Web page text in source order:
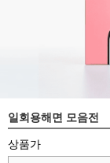
일회용해면 모음전
상품가